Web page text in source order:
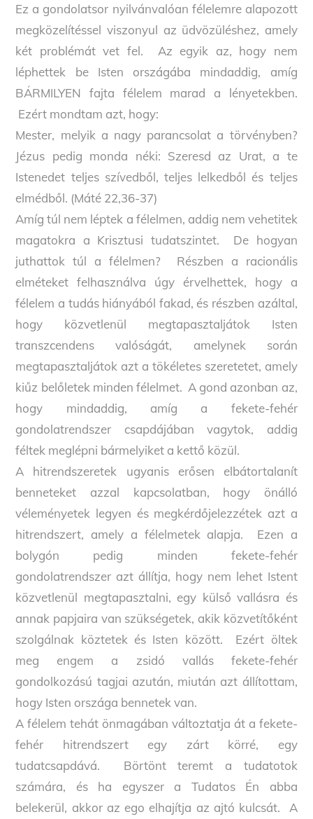
Ez a gondolatsor nyilvánvalóan félelemre alapozott
megközelítéssel viszonyul az üdvözüléshez, amely
két problémát vet fel. Az egyik az, hogy nem
léphettek be Isten országába mindaddig, amíg
BÁRMILYEN fajta félelem marad a lényetekben.
Ezért mondtam azt, hogy:
Mester, melyik a nagy parancsolat a törvényben?
Jézus pedig monda néki: Szeresd az Urat, a te
Istenedet teljes szívedből, teljes lelkedből és teljes
elmédből. (Máté 22,36-37)
Amíg túl nem léptek a félelmen, addig nem vehetitek
magatokra a Krisztusi tudatszintet. De hogyan
juthattok túl a félelmen? Részben a racionális
elméteket felhasználva úgy érvelhettek, hogy a
félelem a tudás hiányából fakad, és részben azáltal,
hogy közvetlenül megtapasztaljátok Isten
transzcendens valóságát, amelynek során
megtapasztaljátok azt a tökéletes szeretetet, amely
kiűz belőletek minden félelmet. A gond azonban az,
hogy mindaddig, amíg a fekete-fehér
gondolatrendszer csapdájában vagytok, addig
féltek meglépni bármelyiket a kettő közül.
A hitrendszeretek ugyanis erősen elbátortalanít
benneteket azzal kapcsolatban, hogy önálló
véleményetek legyen és megkérdőjelezzétek azt a
hitrendszert, amely a félelmetek alapja. Ezen a
bolygón pedig minden fekete-fehér
gondolatrendszer azt állítja, hogy nem lehet Istent
közvetlenül megtapasztalni, egy külső vallásra és
annak papjaira van szükségetek, akik közvetítőként
szolgálnak köztetek és Isten között. Ezért öltek
meg engem a zsidó vallás fekete-fehér
gondolkozású tagjai azután, miután azt állítottam,
hogy Isten országa bennetek van.
A félelem tehát önmagában változtatja át a fekete-
fehér hitrendszert egy zárt körré, egy
tudatcsapdává. Börtönt teremt a tudatotok
számára, és ha egyszer a Tudatos Én abba
belekerül, akkor az ego elhajítja az ajtó kulcsát. A